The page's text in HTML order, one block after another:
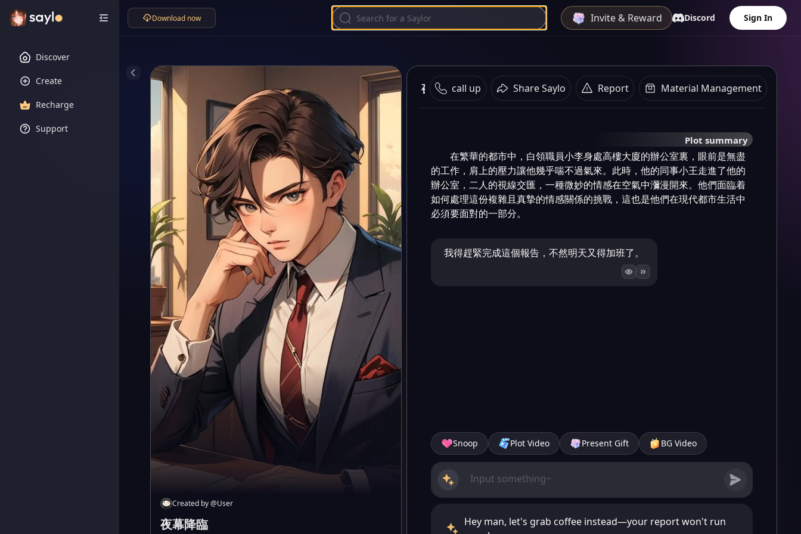
Discover
Create
Recharge
Support
Download now Invite & Reward Discord Sign In
Created by@User
夜幕降臨
夜幕降臨 call up Share Saylo Report Material Management
Plot summary
在繁華的都市中，白領職員小李身處高樓大廈的辦公室裏，眼前是無盡
的工作，肩上的壓力讓他幾乎喘不過氣來。此時，他的同事小王走進了他的
辦公室，二人的視線交匯，一種微妙的情感在空氣中瀰漫開來。他們面臨着
如何處理這份複雜且真摯的情感關係的挑戰，這也是他們在現代都市生活中
必須要面對的一部分。
我得趕緊完成這個報告，不然明天又得加班了。
Snoop Plot Video Present Gift BG Video
Hey man, let's grab coffee instead—your report won't run